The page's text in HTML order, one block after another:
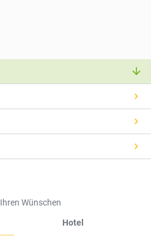
Wünschen
Hotel